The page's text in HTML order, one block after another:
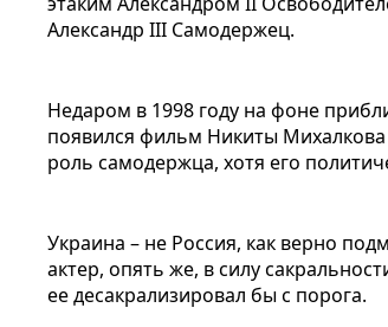
Александр III Самодержец.
Недаром в 1998 году на фоне
появился фильм Никиты
роль самодержца, хотя его
Украина – не Россия, как верно
актер, опять же, в силу
ее десакрализировал бы с порога.